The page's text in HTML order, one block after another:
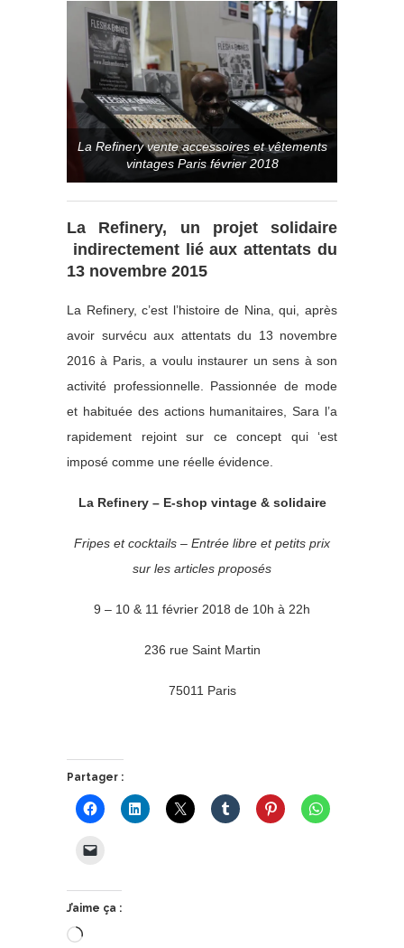
La Refinery vente accessoires et vêtements
vintages Paris février 2018
La Refinery, un projet solidaire
indirectement lié aux attentats du
13 novembre 2015
La Refinery, c’est l’histoire de Nina, qui, après
avoir survécu aux attentats du 13 novembre
2016 à Paris, a voulu instaurer un sens à son
activité professionnelle. Passionnée de mode
et habituée des actions humanitaires, Sara l’a
rapidement rejoint sur ce concept qui ‘est
imposé comme une réelle évidence.
La Refinery – E-shop vintage & solidaire
Fripes et cocktails – Entrée libre et petits prix
sur les articles proposés
9 – 10 & 11 février 2018 de 10h à 22h
236 rue Saint Martin
75011 Paris
Partager :
J’aime ça :
Chargement…